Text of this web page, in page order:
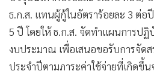
จีน
• ชุมชน-คุณภาพชีวิต
• อาชญากรรม
• Motoring
ธ.ก.ส. แทนผู้กู้ในอัตราร้อยละ 3 ต่อ
5 ปี โดยให้ ธ.ก.ส. จัดทำแผนการปฏิ
งบประมาณ เพื่อเสนอขอรับการจัด
ประจำปีตามภาระค่าใช้จ่ายที่เกิดขึ้